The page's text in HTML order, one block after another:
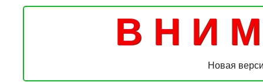
В Н И
Новая